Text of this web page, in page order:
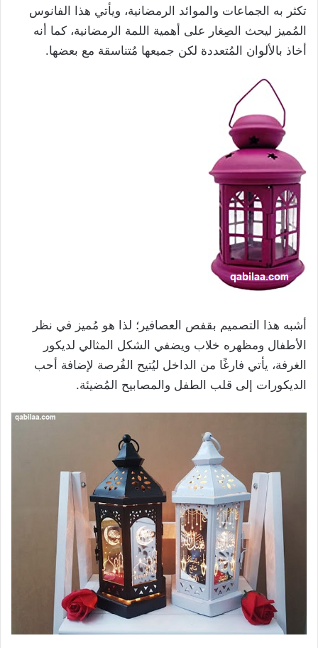
تكثر به الجماعات والموائد الرمضانية، ويأتي هذا الفانوس
المُميز ليحث الصِغار على أهمية اللمة الرمضانية، كما أنه
أخاذ بالألوان المُتعددة لكن جميعها مُتناسقة مع بعضها.
أشبه هذا التصميم بقفص العصافير؛ لذا هو مُميز في نظر
الأطفال ومظهره خلاب ويضفي الشكل المثالي لديكور
الغرفة، يأتي فارغًا من الداخل ليُتيح الفُرصة لإضافة أحب
الديكورات إلى قلب الطفل والمصابيح المُضيئة.